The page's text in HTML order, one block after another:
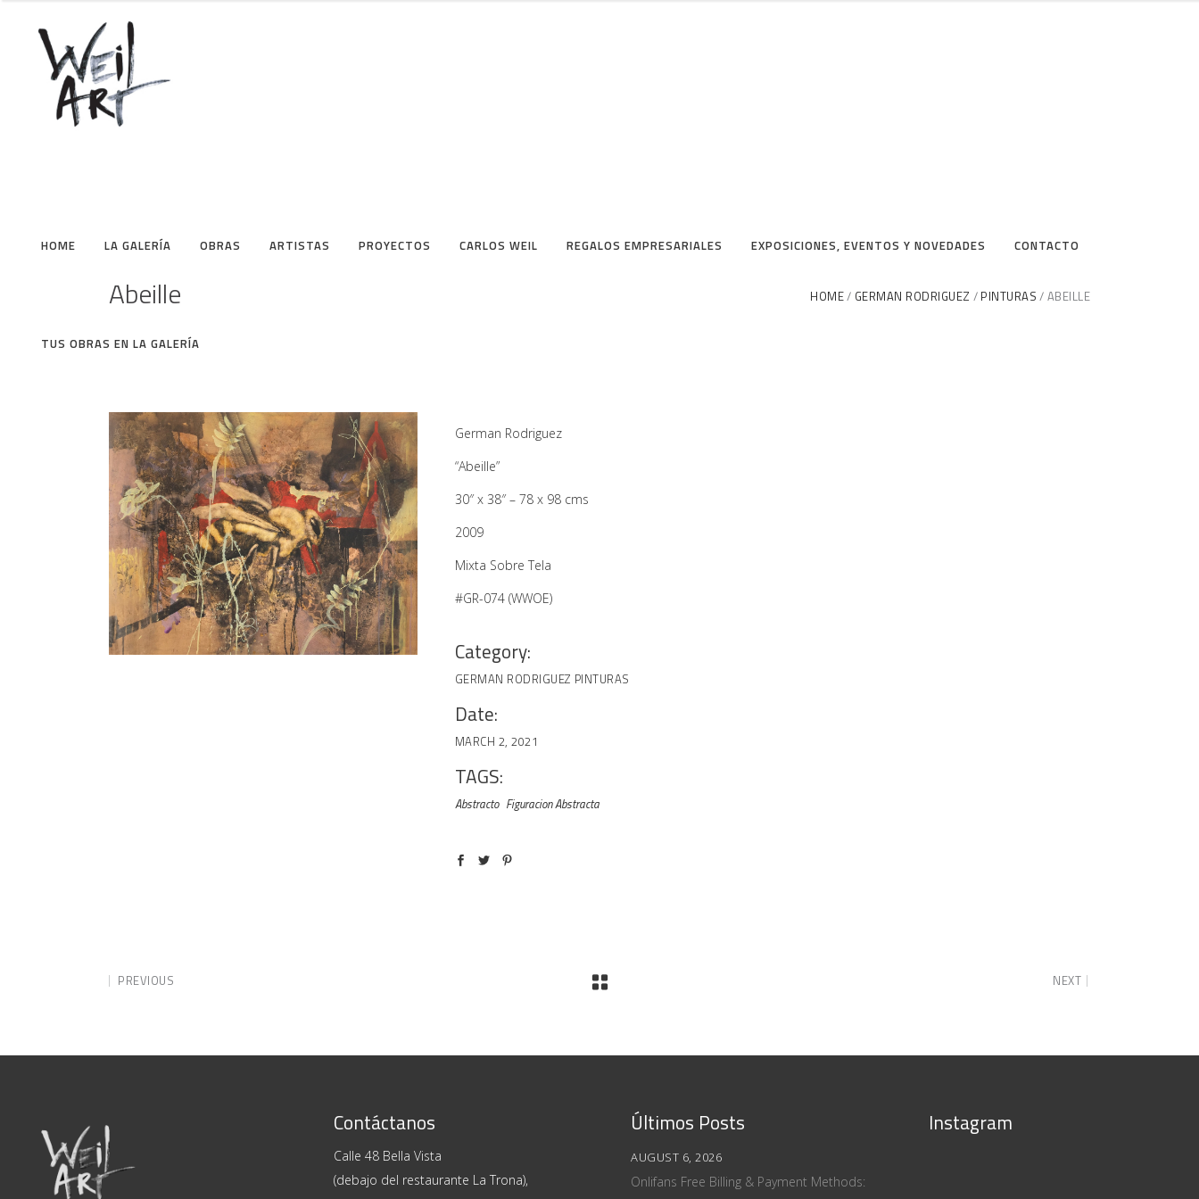
HOME LA GALERÍA OBRAS ARTISTAS PROYECTOS CARLOS WEIL REGALOS EMPRESARIALES EXPOSICIONES, EVENTOS Y NOVEDADES CONTACTO
TUS OBRAS EN LA GALERÍA
Abeille HOME GERMAN RODRIGUEZ PINTURAS ABEILLE
German Rodriguez
“Abeille”
30″ x 38″ – 78 x 98 cms
2009
Mixta Sobre Tela
#GR-074 (WWOE)
Category:
GERMAN RODRIGUEZ PINTURAS
Date:
MARCH 2, 2021
TAGS:
Abstracto Figuracion Abstracta
PREVIOUS NEXT
Contáctanos
Calle 48 Bella Vista
(debajo del restaurante La Trona),
Últimos Posts
AUGUST 6, 2026
Onlifans Free Billing & Payment Methods:
Instagram